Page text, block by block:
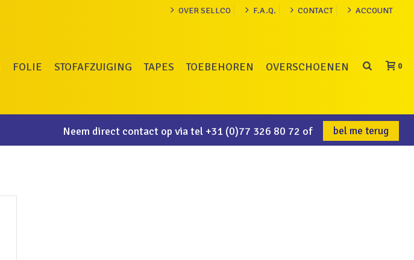
OVER SELLCO F.A.Q. CONTACT ACCOUNT
FOLIE STOFAFZUIGING TAPES TOEBEHOREN OVERSCHOENEN 0
Neem direct contact op via tel +31 (0)77 326 80 72 of bel me terug